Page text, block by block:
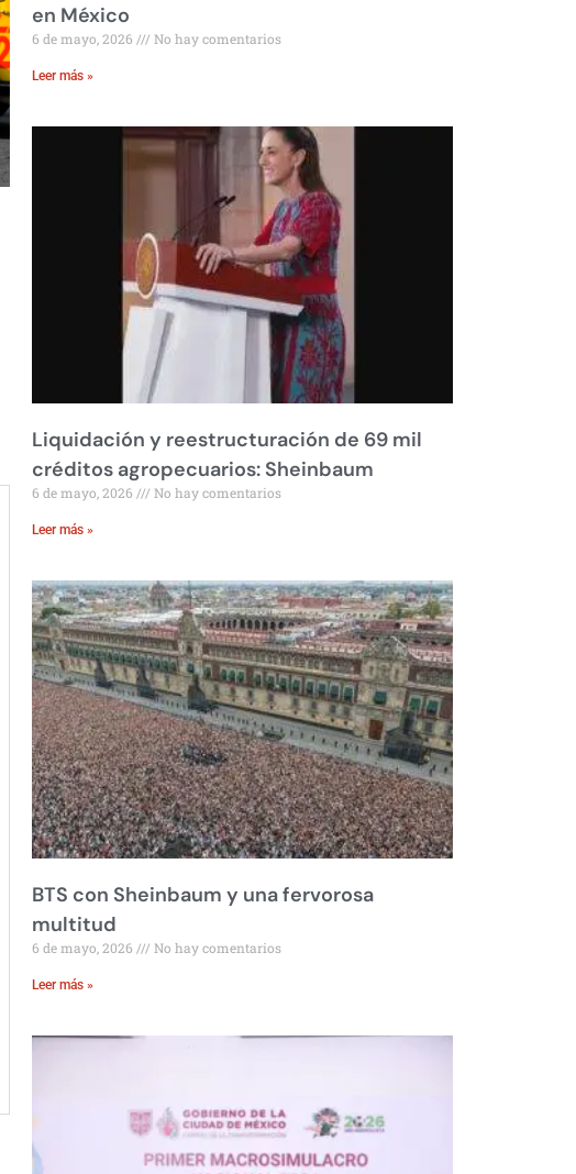
en México
6 de mayo, 2026 No hay comentarios
Leer más »
Liquidación y reestructuración de 69 mil
créditos agropecuarios: Sheinbaum
6 de mayo, 2026 No hay comentarios
Leer más »
BTS con Sheinbaum y una fervorosa
multitud
6 de mayo, 2026 No hay comentarios
Leer más »